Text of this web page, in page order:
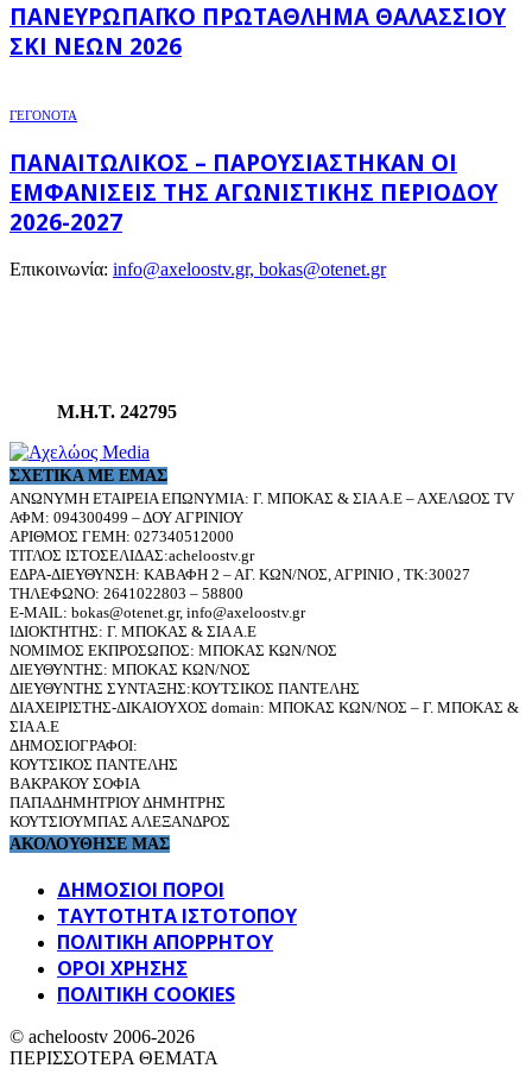
ΠΑΝΕΥΡΩΠΑΪΚΌ ΠΡΩΤΆΘΛΗΜΑ ΘΑΛΆΣΣΙΟΥ
ΣΚΙ ΝΈΩΝ 2026
ΓΕΓΟΝΟΤΑ
ΠΑΝΑΙΤΩΛΙΚΌΣ – ΠΑΡΟΥΣΙΆΣΤΗΚΑΝ ΟΙ
ΕΜΦΑΝΊΣΕΙΣ ΤΗΣ ΑΓΩΝΙΣΤΙΚΉΣ ΠΕΡΙΌΔΟΥ
2026-2027
Επικοινωνία: info@axeloostv.gr, bokas@otenet.gr
Μ.Η.Τ. 242795
ΣΧΕΤΙΚΆ ΜΕ ΕΜΆΣ
ΑΝΩΝΥΜΗ ΕΤΑΙΡΕΙΑ ΕΠΩΝΥΜΙΑ: Γ. ΜΠΟΚΑΣ & ΣΙΑ Α.Ε – ΑΧΕΛΩΟΣ TV
ΑΦΜ: 094300499 – ΔΟΥ ΑΓΡΙΝΙΟΥ
ΑΡΙΘΜΟΣ ΓΕΜΗ: 027340512000
ΤΙΤΛΟΣ ΙΣΤΟΣΕΛΙΔΑΣ:acheloostv.gr
ΕΔΡΑ-ΔΙΕΥΘΥΝΣΗ: ΚΑΒΑΦΗ 2 – ΑΓ. ΚΩΝ/ΝΟΣ, ΑΓΡΙΝΙΟ , ΤΚ:30027
ΤΗΛΕΦΩΝΟ: 2641022803 – 58800
E-MAIL: bokas@otenet.gr, info@axeloostv.gr
ΙΔΙΟΚΤΗΤΗΣ: Γ. ΜΠΟΚΑΣ & ΣΙΑ Α.Ε
ΝΟΜΙΜΟΣ ΕΚΠΡΟΣΩΠΟΣ: ΜΠΟΚΑΣ ΚΩΝ/ΝΟΣ
ΔΙΕΥΘΥΝΤΗΣ: ΜΠΟΚΑΣ ΚΩΝ/ΝΟΣ
ΔΙΕΥΘΥΝΤΗΣ ΣΥΝΤΑΞΗΣ:ΚΟΥΤΣΙΚΟΣ ΠΑΝΤΕΛΗΣ
ΔΙΑΧΕΙΡΙΣΤΗΣ-ΔΙΚΑΙΟΥΧΟΣ domain: ΜΠΟΚΑΣ ΚΩΝ/ΝΟΣ – Γ. ΜΠΟΚΑΣ &
ΣΙΑ Α.Ε
ΔΗΜΟΣΙΟΓΡΑΦΟΙ:
ΚΟΥΤΣΙΚΟΣ ΠΑΝΤΕΛΗΣ
ΒΑΚΡΑΚΟΥ ΣΟΦΙΑ
ΠΑΠΑΔΗΜΗΤΡΙΟΥ ΔΗΜΗΤΡΗΣ
ΚΟΥΤΣΙΟΥΜΠΑΣ ΑΛΕΞΑΝΔΡΟΣ
ΑΚΟΛΟΥΘΗΣΕ ΜΑΣ
ΔΗΜΟΣΙΟΙ ΠΟΡΟΙ
ΤΑΥΤΌΤΗΤΑ ΙΣΤΌΤΟΠΟΥ
ΠΟΛΙΤΙΚΉ ΑΠΟΡΡΉΤΟΥ
ΌΡΟΙ ΧΡΉΣΗΣ
ΠΟΛΙΤΙΚΗ COOKIES
© acheloostv 2006-2026
ΠΕΡΙΣΣΟΤΕΡΑ ΘΕΜΑΤΑ